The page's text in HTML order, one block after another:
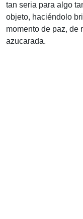
tan seria para algo
objeto, haciéndolo
momento de paz, de
azucarada.